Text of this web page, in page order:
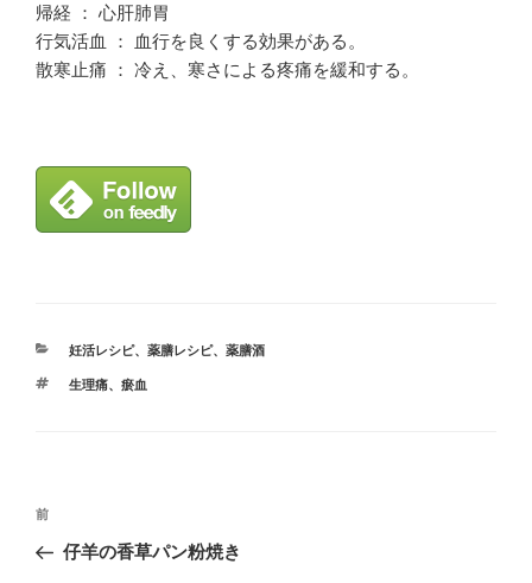
帰経 ： 心肝肺胃
行気活血 ： 血行を良くする効果がある。
散寒止痛 ： 冷え、寒さによる疼痛を緩和する。
カ
ゴ
妊活レシピ、 薬膳レシピ、 薬膳酒
タ
生理痛、 瘀血
投
ナ
前
の
前
仔羊の香草パン粉焼き